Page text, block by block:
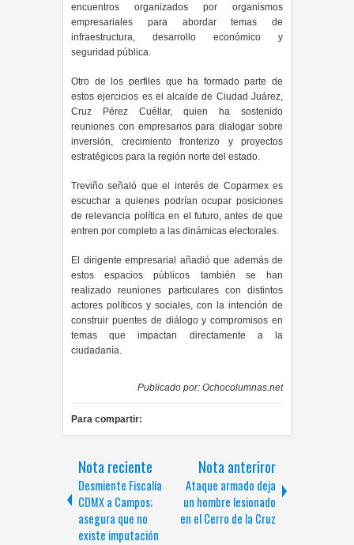
encuentros organizados por organismos
empresariales para abordar temas de
infraestructura, desarrollo económico y
seguridad pública.
Otro de los perfiles que ha formado parte de
estos ejercicios es el alcalde de Ciudad Juárez,
Cruz Pérez Cuéllar, quien ha sostenido
reuniones con empresarios para dialogar sobre
inversión, crecimiento fronterizo y proyectos
estratégicos para la región norte del estado.
Treviño señaló que el interés de Coparmex es
escuchar a quienes podrían ocupar posiciones
de relevancia política en el futuro, antes de que
entren por completo a las dinámicas electorales.
El dirigente empresarial añadió que además de
estos espacios públicos también se han
realizado reuniones particulares con distintos
actores políticos y sociales, con la intención de
construir puentes de diálogo y compromisos en
temas que impactan directamente a la
ciudadanía.
Publicado por: Ochocolumnas.net
Para compartir:
Nota reciente
Desmiente Fiscalía
CDMX a Campos;
asegura que no
existe imputación
Nota anteriror
Ataque armado deja
un hombre lesionado
en el Cerro de la Cruz